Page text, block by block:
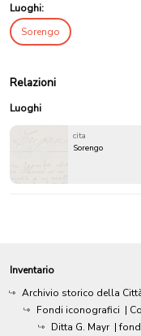
Luoghi:
Sorengo
Relazioni
Luoghi
cita
Sorengo
Inventario
Archivio storico della
Fondi iconografici |
Ditta G. Mayr |